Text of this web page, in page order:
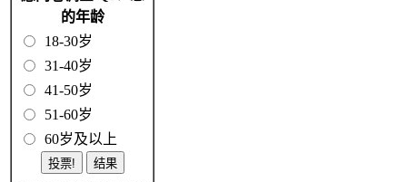
的年龄
18-30岁
31-40岁
41-50岁
51-60岁
60岁及以上